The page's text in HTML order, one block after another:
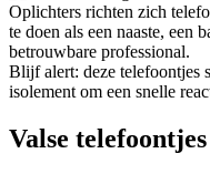
Oplichters richten zich
te doen als een naaste, een
betrouwbare professional.
Blijf alert: deze telefoontjes
isolement om een snelle
Valse